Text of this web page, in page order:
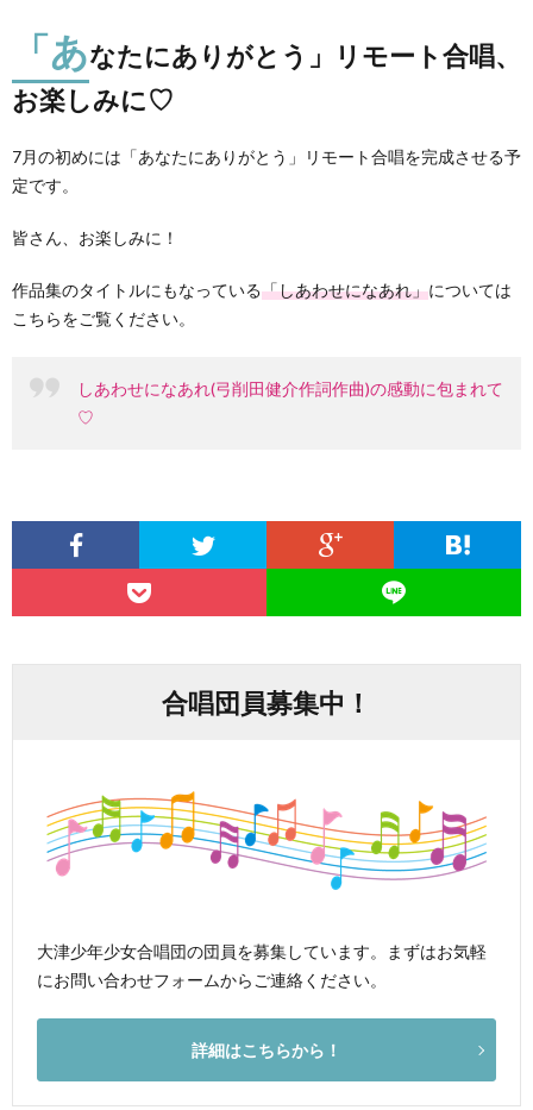
「あなたにありがとう」リモート合唱、
お楽しみに♡
7月の初めには「あなたにありがとう」リモート合唱を完成させる予
定です。
皆さん、お楽しみに！
作品集のタイトルにもなっている「しあわせになあれ」については
こちらをご覧ください。
しあわせになあれ(弓削田健介作詞作曲)の感動に包まれて
♡
合唱団員募集中！
大津少年少女合唱団の団員を募集しています。まずはお気軽
にお問い合わせフォームからご連絡ください。
詳細はこちらから！